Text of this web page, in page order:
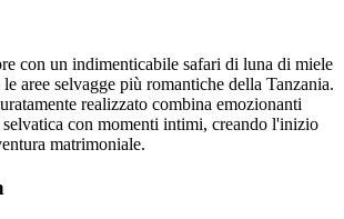
con un indimenticabile safari di luna di miele
aree selvagge più romantiche della Tanzania.
realizzato combina emozionanti
con momenti intimi, creando l'inizio
matrimoniale.